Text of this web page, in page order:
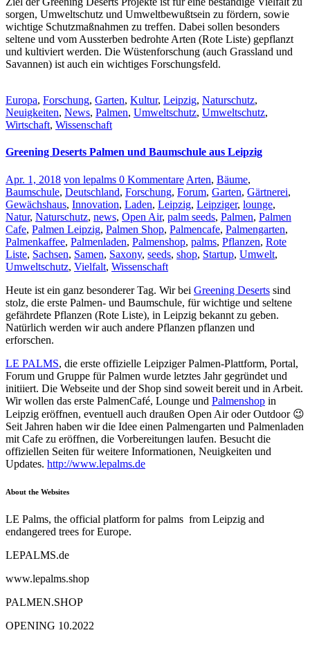
sorgen, Umweltschutz und Umweltbewußtsein zu fördern, sowie
wichtige Schutzmaßnahmen zu treffen. Dabei sollen besonders
seltene und vom Aussterben bedrohte Arten (Rote Liste) gepflanzt
und kultiviert werden. Die Wüstenforschung (auch Grassland und
Savannen) ist auch ein wichtiges Forschungsfeld.
Europa, Forschung, Garten, Kultur, Leipzig, Naturschutz,
Neuigkeiten, News, Palmen, Umweltschutz, Umweltschutz,
Wirtschaft, Wissenschaft
Greening Deserts Palmen und Baumschule aus Leipzig
Apr. 1, 2018 von lepalms 0 Kommentare Arten, Bäume,
Baumschule, Deutschland, Forschung, Forum, Garten, Gärtnerei,
Gewächshaus, Innovation, Laden, Leipzig, Leipziger, lounge,
Natur, Naturschutz, news, Open Air, palm seeds, Palmen, Palmen
Cafe, Palmen Leipzig, Palmen Shop, Palmencafe, Palmengarten,
Palmenkaffee, Palmenladen, Palmenshop, palms, Pflanzen, Rote
Liste, Sachsen, Samen, Saxony, seeds, shop, Startup, Umwelt,
Umweltschutz, Vielfalt, Wissenschaft
Heute ist ein ganz besonderer Tag. Wir bei Greening Deserts sind
stolz, die erste Palmen- und Baumschule, für wichtige und seltene
gefährdete Pflanzen (Rote Liste), in Leipzig bekannt zu geben.
Natürlich werden wir auch andere Pflanzen pflanzen und
erforschen.
LE PALMS, die erste offizielle Leipziger Palmen-Plattform, Portal,
Forum und Gruppe für Palmen wurde letztes Jahr gegründet und
initiiert. Die Webseite und der Shop sind soweit bereit und in Arbeit.
Wir wollen das erste PalmenCafé, Lounge und Palmenshop in
Leipzig eröffnen, eventuell auch draußen Open Air oder Outdoor 😉
Seit Jahren haben wir die Idee einen Palmengarten und Palmenladen
mit Cafe zu eröffnen, die Vorbereitungen laufen. Besucht die
offiziellen Seiten für weitere Informationen, Neuigkeiten und
Updates. http://www.lepalms.de
About the Websites
LE Palms, the official platform for palms from Leipzig and
endangered trees for Europe.
LEPALMS.de
www.lepalms.shop
PALMEN.SHOP
OPENING 10.2022